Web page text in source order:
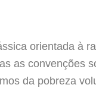
orientada à
as convenções
da pobreza